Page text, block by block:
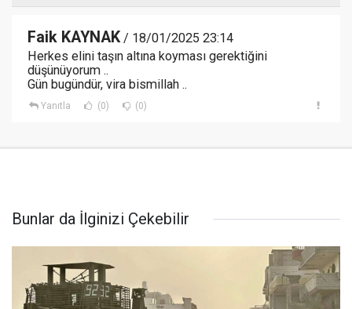
Faik KAYNAK/ 18/01/2025 23:14
Herkes elini taşın altına koyması gerektiğini
düşünüyorum ..
Gün bugündür, vira bismillah ..
Yanıtla (0) (0)
Bunlar da İlginizi Çekebilir